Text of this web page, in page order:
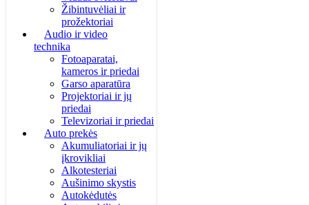
Žibintuvėliai ir
prožektoriai
Audio ir video
technika
Fotoaparatai,
kameros ir priedai
Garso aparatūra
Projektoriai ir jų
priedai
Televizoriai ir priedai
Auto prekės
Akumuliatoriai ir jų
įkrovikliai
Alkotesteriai
Aušinimo skystis
Autokėdutės